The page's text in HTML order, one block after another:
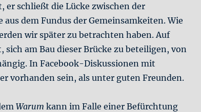
er schließt die Lücke zwischen der
aus dem Fundus der Gemeinsamkeiten. Wie
wir später zu betrachten haben. Auf
sich am Bau dieser Brücke zu beteiligen, von
In Facebook-Diskussionen mit
vorhanden sein, als unter guten Freunden.
Warum kann im Falle einer Befürchtung